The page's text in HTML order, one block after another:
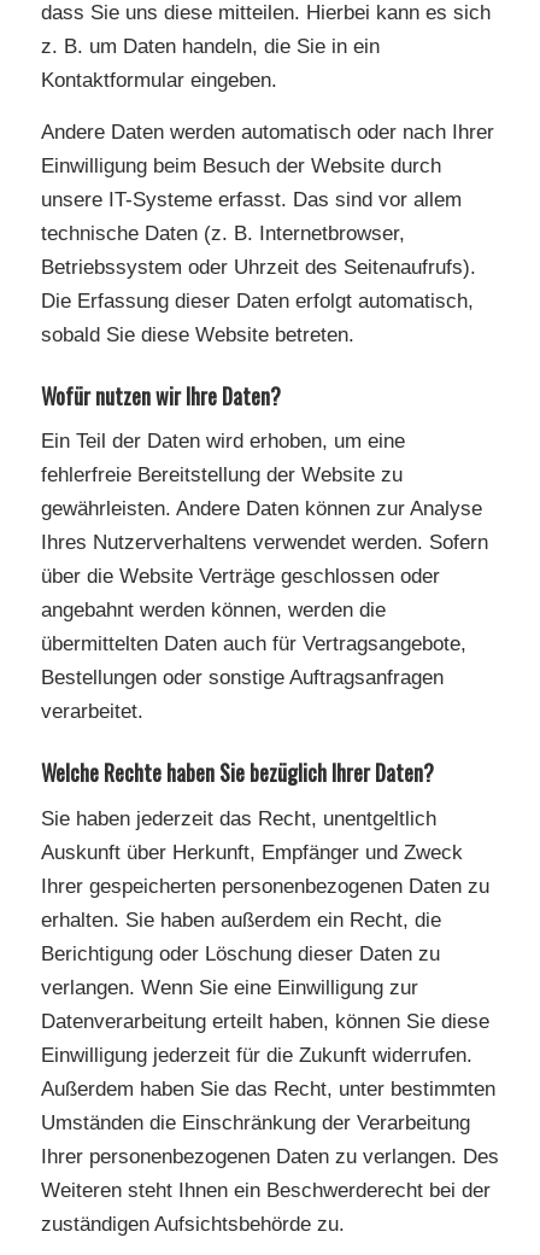
dass Sie uns diese mitteilen. Hierbei kann es sich
z. B. um Daten handeln, die Sie in ein
Kontaktformular eingeben.
Andere Daten werden automatisch oder nach Ihrer
Einwilligung beim Besuch der Website durch
unsere IT-Systeme erfasst. Das sind vor allem
technische Daten (z. B. Internetbrowser,
Betriebssystem oder Uhrzeit des Seitenaufrufs).
Die Erfassung dieser Daten erfolgt automatisch,
sobald Sie diese Website betreten.
Wofür nutzen wir Ihre Daten?
Ein Teil der Daten wird erhoben, um eine
fehlerfreie Bereitstellung der Website zu
gewährleisten. Andere Daten können zur Analyse
Ihres Nutzerverhaltens verwendet werden. Sofern
über die Website Verträge geschlossen oder
angebahnt werden können, werden die
übermittelten Daten auch für Vertragsangebote,
Bestellungen oder sonstige Auftragsanfragen
verarbeitet.
Welche Rechte haben Sie bezüglich Ihrer Daten?
Sie haben jederzeit das Recht, unentgeltlich
Auskunft über Herkunft, Empfänger und Zweck
Ihrer gespeicherten personenbezogenen Daten zu
erhalten. Sie haben außerdem ein Recht, die
Berichtigung oder Löschung dieser Daten zu
verlangen. Wenn Sie eine Einwilligung zur
Datenverarbeitung erteilt haben, können Sie diese
Einwilligung jederzeit für die Zukunft widerrufen.
Außerdem haben Sie das Recht, unter bestimmten
Umständen die Einschränkung der Verarbeitung
Ihrer personenbezogenen Daten zu verlangen. Des
Weiteren steht Ihnen ein Beschwerderecht bei der
zuständigen Aufsichtsbehörde zu.